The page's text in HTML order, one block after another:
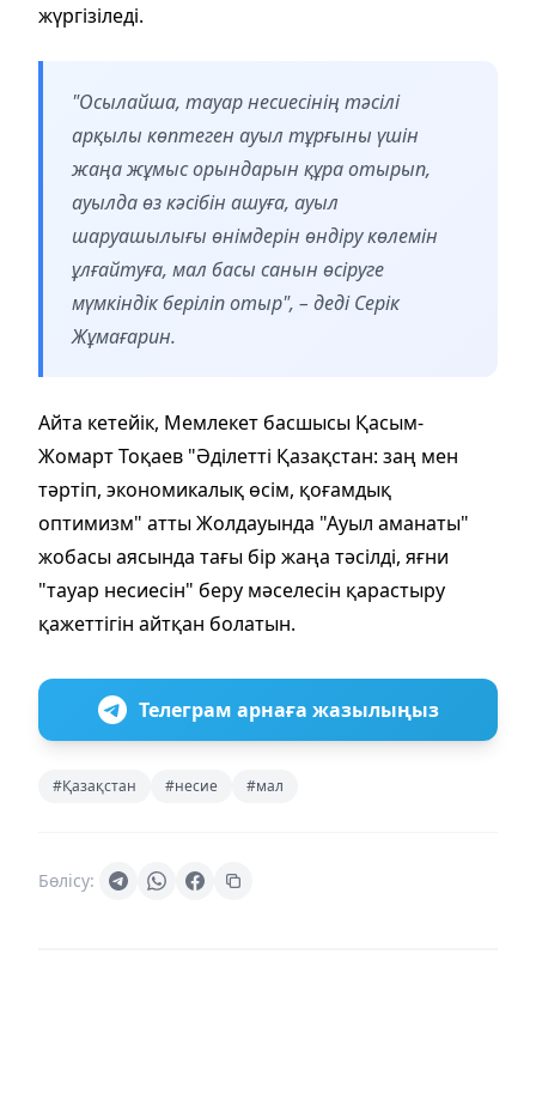
жүргізіледі.
"Осылайша, тауар несиесінің тәсілі
арқылы көптеген ауыл тұрғыны үшін
жаңа жұмыс орындарын құра отырып,
ауылда өз кәсібін ашуға, ауыл
шаруашылығы өнімдерін өндіру көлемін
ұлғайтуға, мал басы санын өсіруге
мүмкіндік беріліп отыр", – деді Серік
Жұмағарин.
Айта кетейік, Мемлекет басшысы Қасым-
Жомарт Тоқаев "Әділетті Қазақстан: заң мен
тәртіп, экономикалық өсім, қоғамдық
оптимизм" атты Жолдауында "Ауыл аманаты"
жобасы аясында тағы бір жаңа тәсілді, яғни
"тауар несиесін" беру мәселесін қарастыру
қажеттігін айтқан болатын.
Телеграм арнаға жазылыңыз
#Қазақстан #несие #мал
Бөлісу: